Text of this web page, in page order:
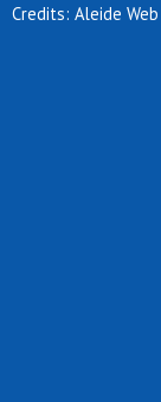
Credits: Aleide